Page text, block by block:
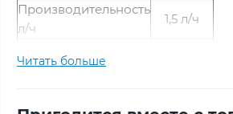
Производительность
л/ч
1,5 л/ч
Расстояние между
Тип эмиттера
Читать больше